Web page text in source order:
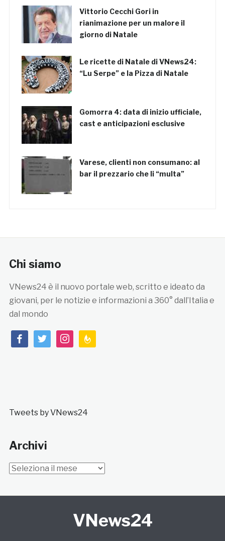
Vittorio Cecchi Gori in
rianimazione per un malore il
giorno di Natale
Le ricette di Natale di VNews24:
“Lu Serpe” e la Pizza di Natale
Gomorra 4: data di inizio ufficiale,
cast e anticipazioni esclusive
Varese, clienti non consumano: al
bar il prezzario che li “multa”
Chi siamo
VNews24 è il nuovo portale web, scritto e ideato da
giovani, per le notizie e informazioni a 360° dall’Italia e
dal mondo
facebooktwitterinstagramfeedburner
Tweets by VNews24
Archivi
Archivi
VNews24